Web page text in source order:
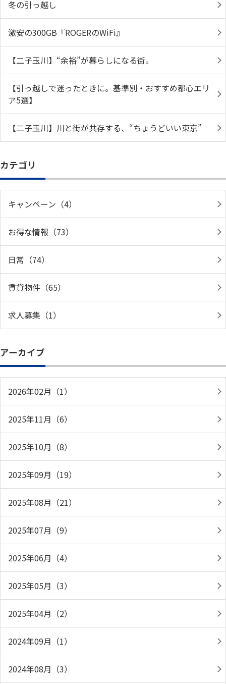
冬の引っ越し
激安の300GB『ROGERのWiFi』
【二子玉川】“余裕”が暮らしになる街。
【引っ越しで迷ったときに。基準別・おすすめ都心エリ
ア5選】
【二子玉川】川と街が共存する、“ちょうどいい東京”
カテゴリ
キャンペーン（4）
お得な情報（73）
日常（74）
賃貸物件（65）
求人募集（1）
アーカイブ
2026年02月（1）
2025年11月（6）
2025年10月（8）
2025年09月（19）
2025年08月（21）
2025年07月（9）
2025年06月（4）
2025年05月（3）
2025年04月（2）
2024年09月（1）
2024年08月（3）